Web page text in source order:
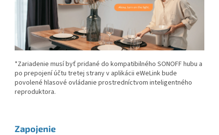
*Zariadenie musí byť pridané do kompatibilného SONOFF hubu a
po prepojení účtu tretej strany v aplikácii eWeLink bude
povolené hlasové ovládanie prostredníctvom inteligentného
reproduktora.
Zapojenie